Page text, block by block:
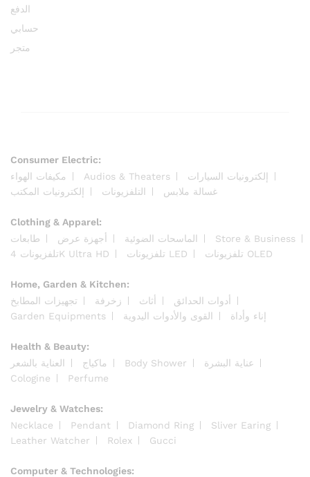
الدفع
حسابي
متجر
Consumer Electric:
مكيفات الهواء
Audios & Theaters
إلكترونيات السيارات
إلكترونيات المكتب
التلفزيونات غسالة ملابس
Clothing & Apparel:
طابعات
أجهزة عرض الماسحات الضوئية
Store & Business
تلفزيونات 4K Ultra HD
تلفزيونات LED تلفزيونات OLED
Home, Garden & Kitchen:
تجهيزات المطابخ
زخرفة أثاث
أدوات الحدائق
Garden Equipments
القوى والأدوات اليدوية إناء وأداة
Health & Beauty:
العناية بالشعر
ماكياج Body Shower
عناية البشرة
Cologine
Perfume
Jewelry & Watches:
Necklace
Pendant Diamond Ring
Sliver Earing
Leather Watcher
Rolex Gucci
Computer & Technologies: